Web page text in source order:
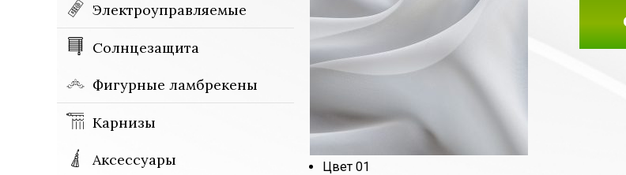
Электроуправляемые
Солнцезащита
Фигурные ламбрекены
Карнизы
Аксессуары
Цвет 01